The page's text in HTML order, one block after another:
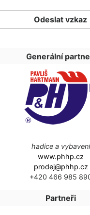
Generální
hadice a vybavení
www.phhp.cz
prodej@phhp.cz
+420 466 985
Partneři